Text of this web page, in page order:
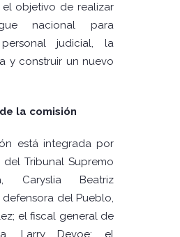
objetivo de realizar
nacional para
judicial, la
y construir un nuevo
la comisión
está integrada por
Tribunal Supremo
Caryslia Beatriz
del Pueblo,
el fiscal general de
Larry Devoe; el